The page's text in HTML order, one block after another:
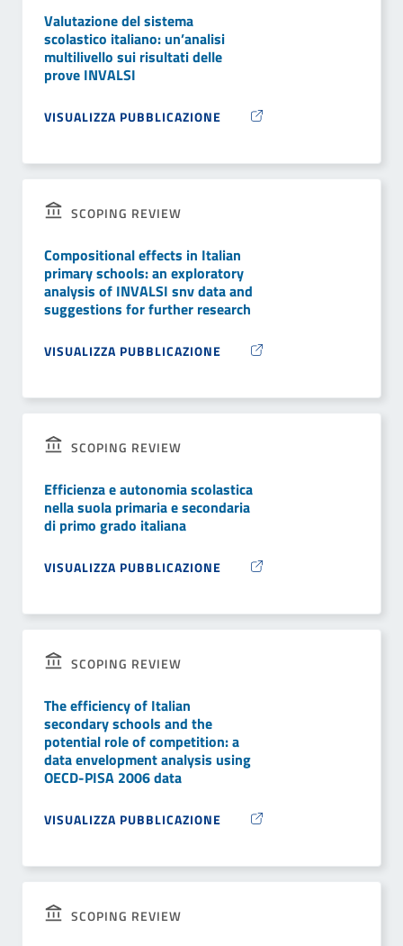
Valutazione del sistema
scolastico italiano: un’analisi
multilivello sui risultati delle
prove INVALSI
VISUALIZZA PUBBLICAZIONE
SCOPING REVIEW
Compositional effects in Italian
primary schools: an exploratory
analysis of INVALSI snv data and
suggestions for further research
VISUALIZZA PUBBLICAZIONE
SCOPING REVIEW
Efficienza e autonomia scolastica
nella suola primaria e secondaria
di primo grado italiana
VISUALIZZA PUBBLICAZIONE
SCOPING REVIEW
The efficiency of Italian
secondary schools and the
potential role of competition: a
data envelopment analysis using
OECD-PISA 2006 data
VISUALIZZA PUBBLICAZIONE
SCOPING REVIEW